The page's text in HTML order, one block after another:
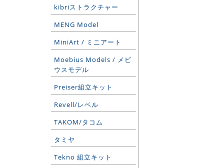
kibriストラクチャー
MENG Model
MiniArt / ミニアート
Moebius Models / メビ
ウスモデル
Preiser組立キット
Revell/レベル
TAKOM/タコム
タミヤ
Tekno 組立キット